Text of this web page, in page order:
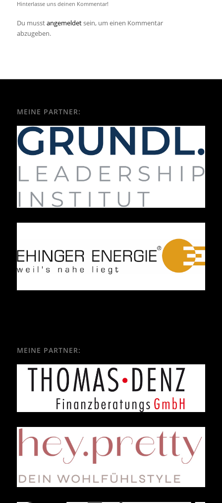
Hinterlasse uns deinen Kommentar!
Du musstangemeldetsein, um einen Kommentar
abzugeben.
MEINE PARTNER:
MEINE PARTNER: